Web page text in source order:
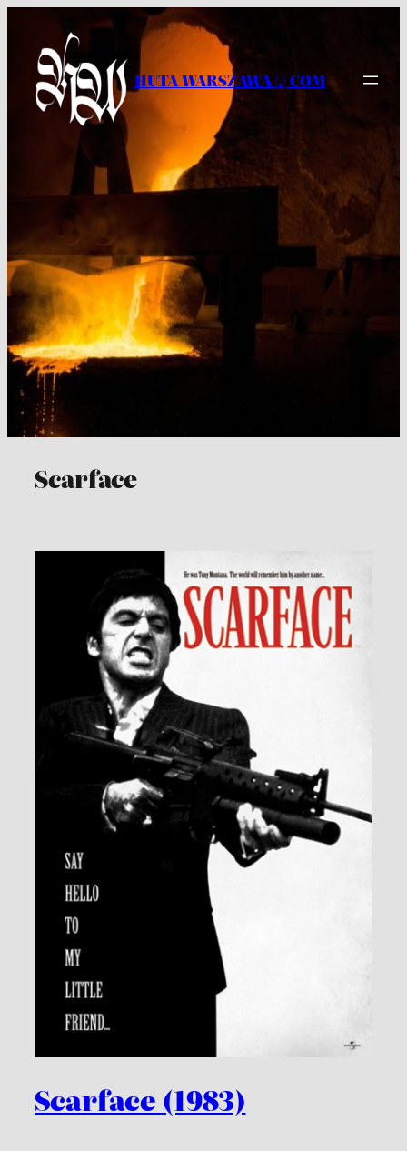
treści
HUTA WARSZAWA |.| COM
Scarface
Scarface (1983)